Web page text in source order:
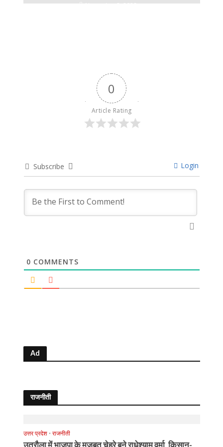
November 3, 2023
0
Article Rating
Subscribe Login
0 COMMENTS
Ad
राजनीती
उत्तर प्रदेश • राजनीती
उतरौला में भाजपा के मजबूत चेहरे बने राधेश्याम वर्मा, किसान-